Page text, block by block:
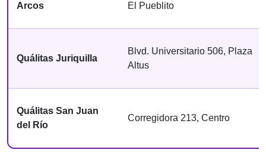
Arcos
El Pueblito
Quálitas Juriquilla
Blvd. Universitario 506, Plaza
Altus
Quálitas San Juan
del Río
Corregidora 213, Centro